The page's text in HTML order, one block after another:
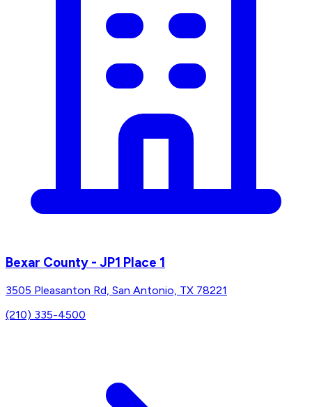
Bexar County - JP1 Place 1
3505 Pleasanton Rd, San Antonio, TX 78221
(210) 335-4500